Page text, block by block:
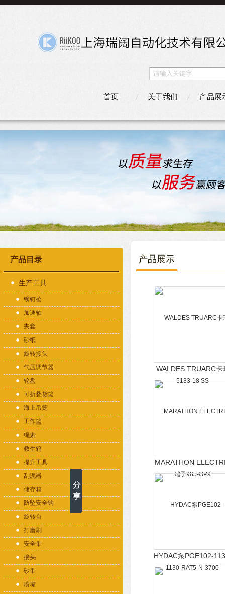
首页 关于我们 产品展
产品目录
生产工具
铆钉枪
加速轴
夹套
砂纸
旋转接头
气压调节器
轮盘
可折叠货篮
海上吊笼
工作篮
绳索
救生箱
提升工具
刮泥器
储存箱
防坠安全钩
旋转台
打磨刷
安全带
接头
砂带
喷嘴
产品展示
WALDES TRUARC卡
5133-18 SS
MARATHON
端子985-GP9
HYDAC泵PGE102-
RAT5-N-3700